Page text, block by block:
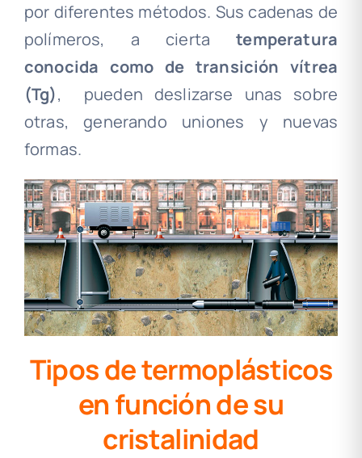
por diferentes métodos. Sus cadenas de
polímeros, a ciertatemperatura
conocida como de transición vítrea
(Tg),
pueden deslizarse unas sobre
otras, generando uniones y nuevas
formas.
Tipos de termoplásticos
en función de su
cristalinidad